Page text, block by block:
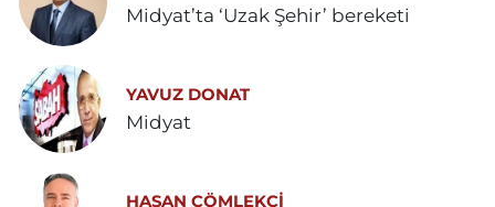
Midyat’ta ‘Uzak Şehir’ bereketi
YAVUZ DONAT
Midyat
HASAN ÇÖMLEKÇİ